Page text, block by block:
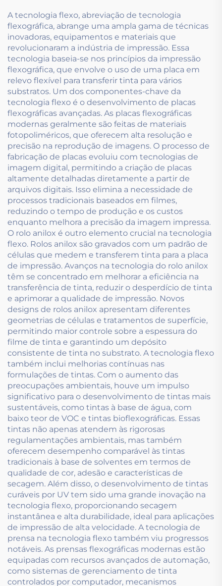
aplicáveis.
A tecnologia flexo, abreviação de tecnologia
flexográfica, abrange uma ampla gama de técnicas
inovadoras, equipamentos e materiais que
revolucionaram a indústria de impressão. Essa
tecnologia baseia-se nos princípios da impressão
flexográfica, que envolve o uso de uma placa em
relevo flexível para transferir tinta para vários
substratos. Um dos componentes-chave da
tecnologia flexo é o desenvolvimento de placas
flexográficas avançadas. As placas flexográficas
modernas geralmente são feitas de materiais
fotopoliméricos, que oferecem alta resolução e
precisão na reprodução de imagens. O processo de
fabricação de placas evoluiu com tecnologias de
imagem digital, permitindo a criação de placas
altamente detalhadas diretamente a partir de
arquivos digitais. Isso elimina a necessidade de
processos tradicionais baseados em filmes,
reduzindo o tempo de produção e os custos
enquanto melhora a precisão da imagem impressa.
O rolo anilox é outro elemento crucial na tecnologia
flexo. Rolos anilox são gravados com um padrão de
células que medem e transferem tinta para a placa
de impressão. Avanços na tecnologia do rolo anilox
têm se concentrado em melhorar a eficiência na
transferência de tinta, reduzir o desperdício de tinta
e aprimorar a qualidade de impressão. Novos
designs de rolos anilox apresentam diferentes
geometrias de células e tratamentos de superfície,
permitindo maior controle sobre a espessura do
filme de tinta e garantindo um depósito
consistente de tinta no substrato. A tecnologia flexo
também inclui melhorias contínuas nas
formulações de tintas. Com o aumento das
preocupações ambientais, houve um impulso
significativo para o desenvolvimento de tintas mais
sustentáveis, como tintas à base de água, com
baixo teor de VOC e tintas bioflexográficas. Essas
tintas não apenas atendem às rigorosas
regulamentações ambientais, mas também
oferecem desempenho comparável às tintas
tradicionais à base de solventes em termos de
qualidade de cor, adesão e características de
secagem. Além disso, o desenvolvimento de tintas
curáveis por UV tem sido uma grande inovação na
tecnologia flexo, proporcionando secagem
instantânea e alta durabilidade, ideal para aplicações
de impressão de alta velocidade. A tecnologia de
prensa na tecnologia flexo também viu progressos
notáveis. As prensas flexográficas modernas estão
equipadas com recursos avançados de automação,
como sistemas de gerenciamento de tinta
controlados por computador, mecanismos